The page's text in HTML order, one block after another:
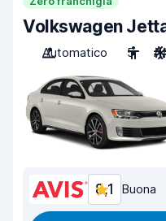
Volkswagen
Automatico
5
8,1 Buona